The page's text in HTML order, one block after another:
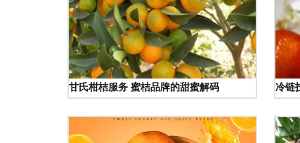
甘氏柑桔服务 蜜桔品牌的甜蜜解码 冷链